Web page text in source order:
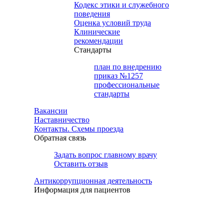
Кодекс этики и служебного
поведения
Оценка условий труда
Клинические
рекомендации
Cтандарты
план по внедрению
приказ №1257
профессиональные
стандарты
Вакансии
Наставничество
Контакты. Схемы проезда
Обратная связь
Задать вопрос главному врачу
Оставить отзыв
Антикоррупционная деятельность
Информация для пациентов